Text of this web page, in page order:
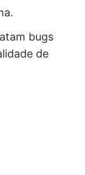
bugs
de